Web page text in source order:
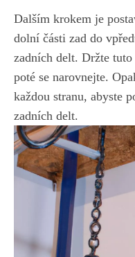
Dalším krokem je
dolní části zad do
zadních delt. Držte
poté se narovnejte.
každou stranu, abyste
zadních delt.